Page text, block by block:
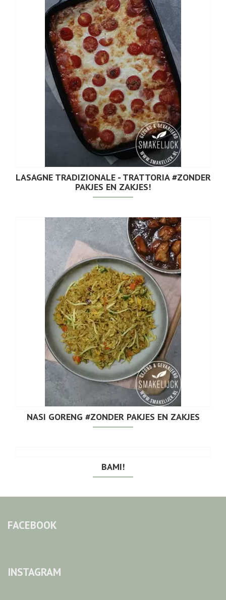
LASAGNE TRADIZIONALE - TRATTORIA #ZONDER
PAKJES EN ZAKJES!
NASI GORENG #ZONDER PAKJES EN ZAKJES
BAMI!
FACEBOOK
INSTAGRAM